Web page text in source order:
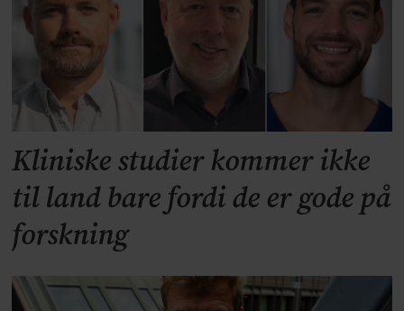
Kliniske studier kommer ikke
til land bare fordi de er gode på
forskning